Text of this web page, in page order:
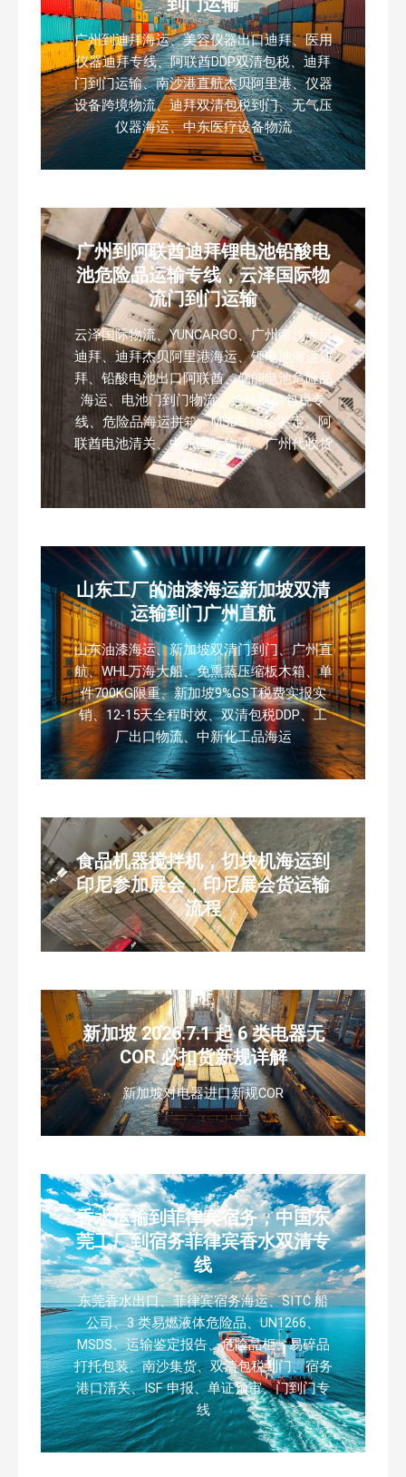
广州到迪拜海运、美容仪器出口迪拜、医用
仪器迪拜专线、阿联酋DDP双清包税、迪拜
门到门运输、南沙港直航杰贝阿里港、仪器
设备跨境物流、迪拜双清包税到门、无气压
仪器海运、中东医疗设备物流
广州到阿联酋迪拜锂电池铅酸电
池危险品运输专线，云泽国际物
流门到门运输
云泽国际物流、YUNCARGO、广州南沙海运
迪拜、迪拜杰贝阿里港海运、锂电池海运迪
拜、铅酸电池出口阿联酋、储能电池危险品
海运、电池门到门物流、迪拜双清包税专
线、危险品海运拼箱、MSDS 运输鉴定、阿
联酋电池清关、中东国际物流、广州代收货
装柜报关
山东工厂的油漆海运新加坡双清
运输到门广州直航
山东油漆海运、新加坡双清门到门、广州直
航、WHL万海大船、免熏蒸压缩板木箱、单
件700KG限重、新加坡9%GST税费实报实
销、12-15天全程时效、双清包税DDP、工
厂出口物流、中新化工品海运
食品机器搅拌机，切块机海运到
印尼参加展会，印尼展会货运输
流程
新加坡 2026.7.1 起 6 类电器无
COR 必扣货新规详解
新加坡对电器进口新规COR
香水运输到菲律宾宿务，中国东
莞工厂到宿务菲律宾香水双清专
线
东莞香水出口、菲律宾宿务海运、SITC 船
公司、3 类易燃液体危险品、UN1266、
MSDS、运输鉴定报告、危险品柜、易碎品
打托包装、南沙集货、双清包税到门、宿务
港口清关、ISF 申报、单证预审、门到门专
线